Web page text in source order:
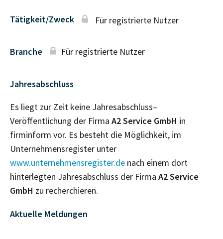
Tätigkeit/Zweck Für registrierte Nutzer
Branche Für registrierte Nutzer
Jahresabschluss
Es liegt zur Zeit keine Jahresabschluss–
Veröffentlichung der Firma A2 Service GmbH in
firminform vor. Es besteht die Möglichkeit, im
Unternehmensregister unter
www.unternehmensregister.de nach einem dort
hinterlegten Jahresabschluss der Firma A2 Service
GmbH zu recherchieren.
Aktuelle Meldungen